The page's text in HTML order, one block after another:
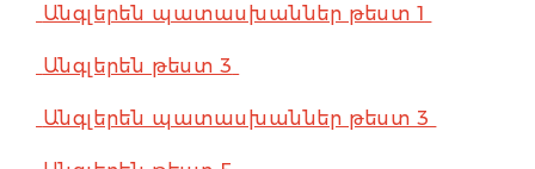
Անգլերեն պատասխաններ թեստ 1
Անգլերեն թեստ 3
Անգլերեն պատասխաններ թեստ 3